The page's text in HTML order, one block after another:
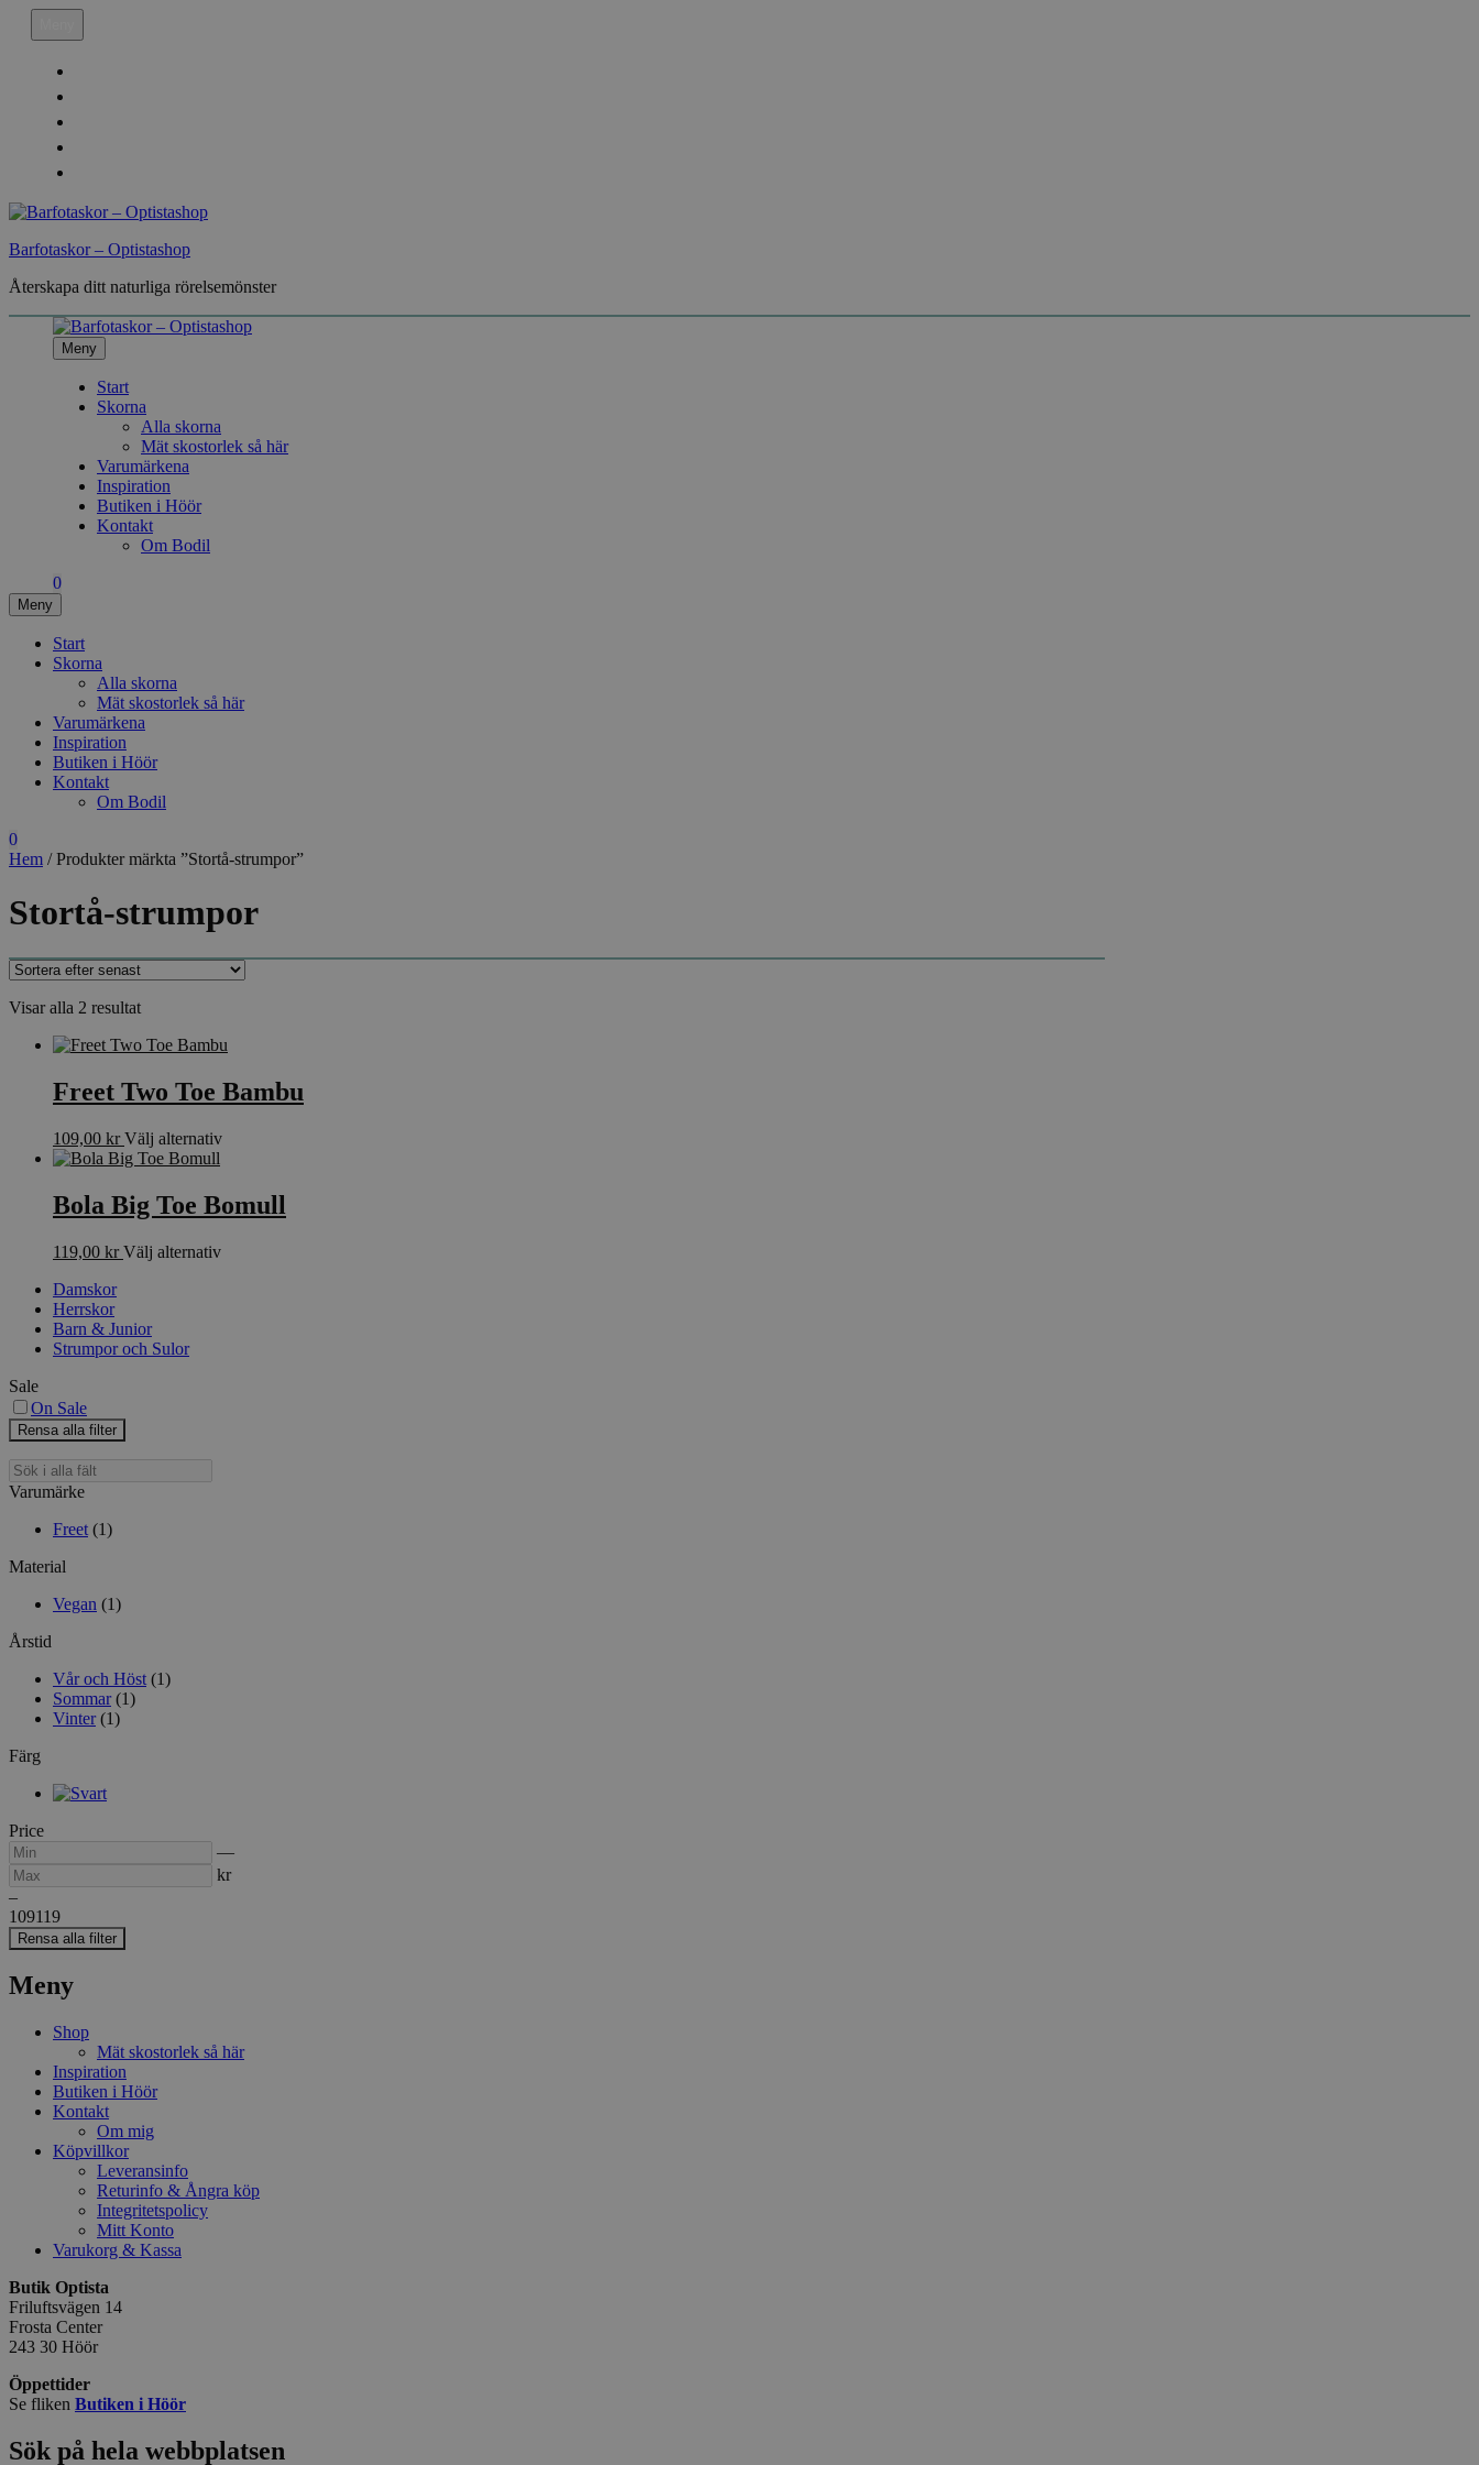
Hoppa
Barfotaskor – Optistashop
Återskapa ditt naturliga rörelsemönster
Meny
Start
Skorna
Alla skorna
Mät skostorlek så här
Varumärkena
Inspiration
Butiken i Höör
Kontakt
Om Bodil
0
Meny
Start
Skorna
Alla skorna
Mät skostorlek så här
Varumärkena
Inspiration
Butiken i Höör
Kontakt
Om Bodil
0
Hem / Produkter märkta ”Stortå-strumpor”
Stortå-strumpor
Visar alla 2 resultatSortera
senaste
Freet Two Toe Bambu
109,00 kr Välj alternativDen
flera
Bola Big Toe Bomull
119,00 kr Välj alternativDen
Damskor
Herrskor
Barn & Junior
Strumpor och Sulor
Sale
On Sale
Rensa alla filter
Sök
iVarumärke
Freet (1)
Material
Vegan (1)
Årstid
Vår och Höst (1)
Sommar (1)
Vinter (1)
Färg
Price
Min
—Max
kr
–
109119
Rensa alla filter
Meny
Shop
Mät skostorlek så här
Inspiration
Butiken i Höör
Kontakt
Om mig
Köpvillkor
Leveransinfo
Returinfo & Ångra köp
Integritetspolicy
Mitt Konto
Varukorg & Kassa
Butik Optista
Friluftsvägen 14
Frosta Center
243 30 Höör
Öppettider
Se fliken Butiken i Höör
Sök på hela webbplatsen